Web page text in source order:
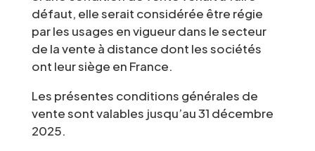
défaut, elle serait considérée être régie
par les usages en vigueur dans le secteur
de la vente à distance dont les sociétés
ont leur siège en France.
Les présentes conditions générales de
vente sont valables jusqu’au 31 décembre
2025.